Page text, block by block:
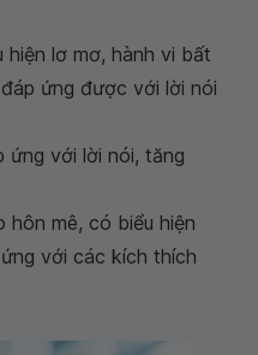
lơ mơ, hành vi bất
ứng được với lời nói
ứng với lời nói, tăng
mê, có biểu hiện
với các kích thích